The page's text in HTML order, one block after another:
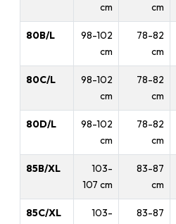
cm
cm
80B/L
98-102
cm
78-82
cm
80C/L
98-102
cm
78-82
cm
80D/L
98-102
cm
78-82
cm
85B/XL
103-
107 cm
83-87
cm
85C/XL
103-
83-87